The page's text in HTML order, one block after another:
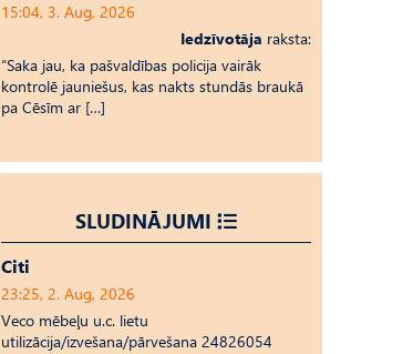
15:04, 3. Aug, 2026
Iedzīvotāja raksta:
“Saka jau, ka pašvaldības policija vairāk
kontrolē jauniešus, kas nakts stundās braukā
pa Cēsīm ar […]
SLUDINĀJUMI
Citi
23:25, 2. Aug, 2026
Veco mēbeļu u.c. lietu
utilizācija/izvešana/pārvešana 24826054